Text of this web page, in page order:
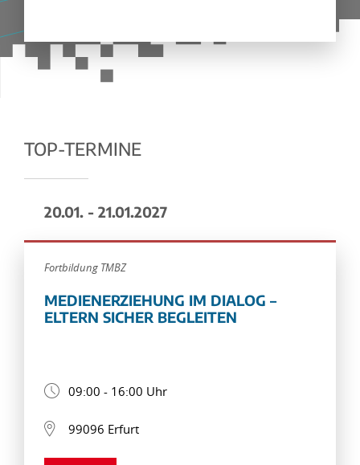
TOP-TERMINE
20.01. - 21.01.2027
Fortbildung TMBZ
MEDIENERZIEHUNG IM DIALOG –
ELTERN SICHER BEGLEITEN
09:00 - 16:00 Uhr
99096 Erfurt